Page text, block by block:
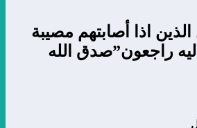
اذا أصابتهم مصيبة
اليه راجعون”صدق الله